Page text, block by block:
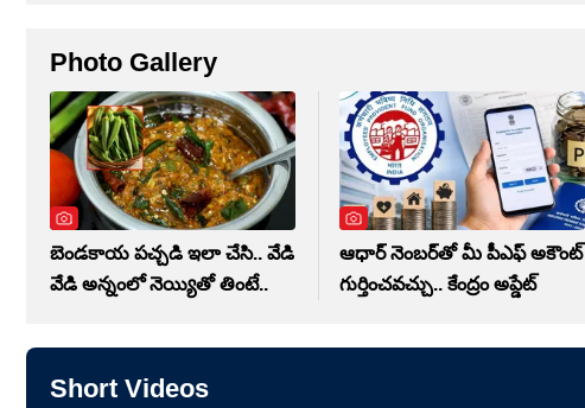
Photo Gallery
బెండకాయ పచ్చడి ఇలా చేసి.. వేడి
వేడి అన్నంలో నెయ్యితో తింటే..
ఆధార్ నెంబర్‌తో మీ పీఎఫ్ అకౌంట్
గుర్తించవచ్చు.. కేంద్రం అప్డేట్
Short Videos